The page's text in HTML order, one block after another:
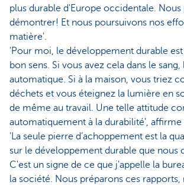
plus durable d'Europe occidentale. Nous
démontrer! Et nous poursuivons nos
matière'.
'Pour moi, le développement durable
bon sens. Si vous avez cela dans le
automatique. Si à la maison, vous triez
déchets et vous éteignez la lumière en
de même au travail. Une telle attitude
automatiquement à la durabilité', affirme
'La seule pierre d’achoppement est la
sur le développement durable que nous
C'est un signe de ce que j'appelle la
la société. Nous préparons ces rapports,